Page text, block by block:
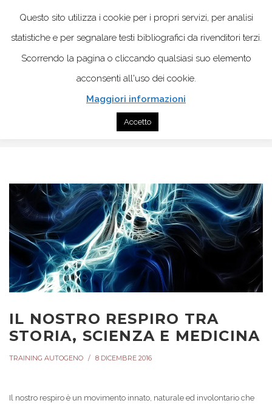
Il nostro respiro tra storia, scienza e medicina
IL NOSTRO RESPIRO TRA
STORIA, SCIENZA E MEDICINA
TRAINING AUTOGENO 8 DICEMBRE 2016
Il nostro respiro è un movimento innato, naturale ed involontario che
Questo sito utilizza i cookie per i propri servizi, per analisi
statistiche e per segnalare testi bibliografici da rivenditori terzi.
Scorrendo la pagina o cliccando qualsiasi suo elemento
acconsenti all'uso dei cookie.
Maggiori informazioni
Accetto